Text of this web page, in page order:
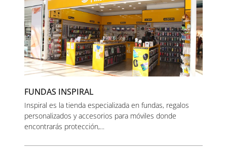
FUNDAS INSPIRAL
Inspiral es la tienda especializada en fundas, regalos
personalizados y accesorios para móviles donde
encontrarás protección,...